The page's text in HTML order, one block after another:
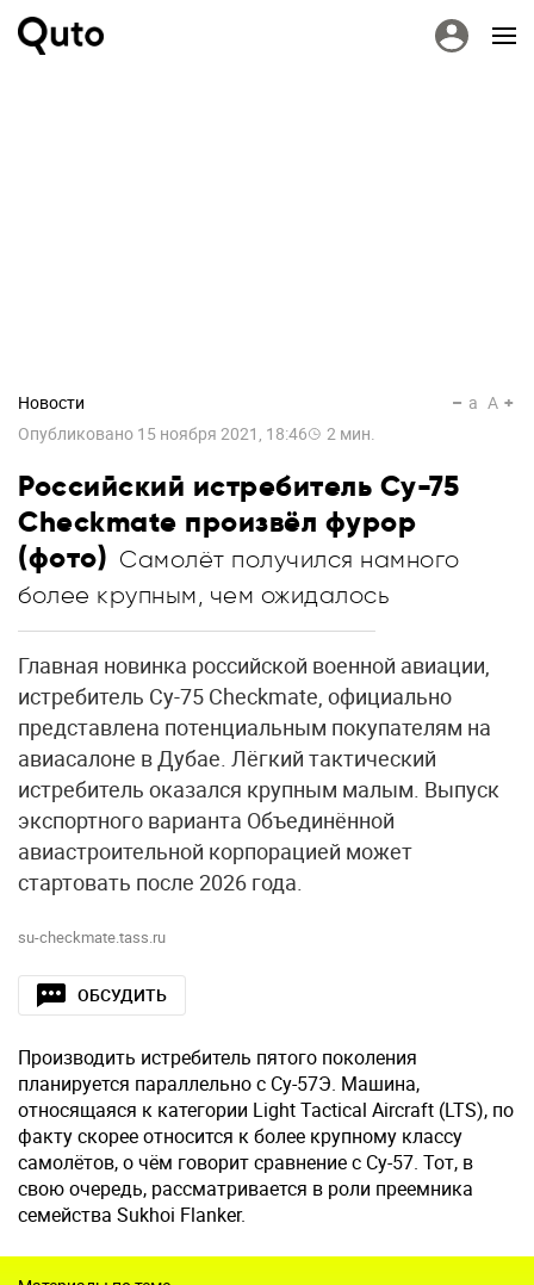
Новости
Опубликовано 15 ноября 2021, 18:46 2 мин.
a A
Российский истребитель Су-75
Checkmate произвёл фурор
(фото) Самолёт получился намного
более крупным, чем ожидалось
Главная новинка российской военной авиации,
истребитель Су-75 Checkmate, официально
представлена потенциальным покупателям на
авиасалоне в Дубае. Лёгкий тактический
истребитель оказался крупным малым. Выпуск
экспортного варианта Объединённой
авиастроительной корпорацией может
стартовать после 2026 года.
su-checkmate.tass.ru
ОБСУДИТЬ
Производить истребитель пятого поколения
планируется параллельно с Су-57Э. Машина,
относящаяся к категории Light Tactical Aircraft (LTS), по
факту скорее относится к более крупному классу
самолётов, о чём говорит сравнение с Су-57. Тот, в
свою очередь, рассматривается в роли преемника
семейства Sukhoi Flanker.